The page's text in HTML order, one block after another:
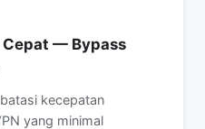
Cepat — Bypass
kecepatan
yang minimal